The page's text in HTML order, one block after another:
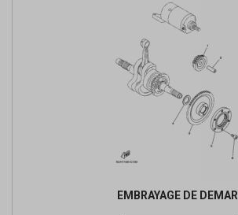
EMBRAYAGE DE DEMAR